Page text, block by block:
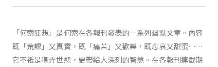
「何索狂想」是何索在各報刊發表的一系列幽默文章。內容
既「荒謬」又真實，既「痛苦」又歡樂，既悲哀又甜蜜……
它不祇是嘲弄世態，更帶給人深刻的智慧。在各報刊連載期